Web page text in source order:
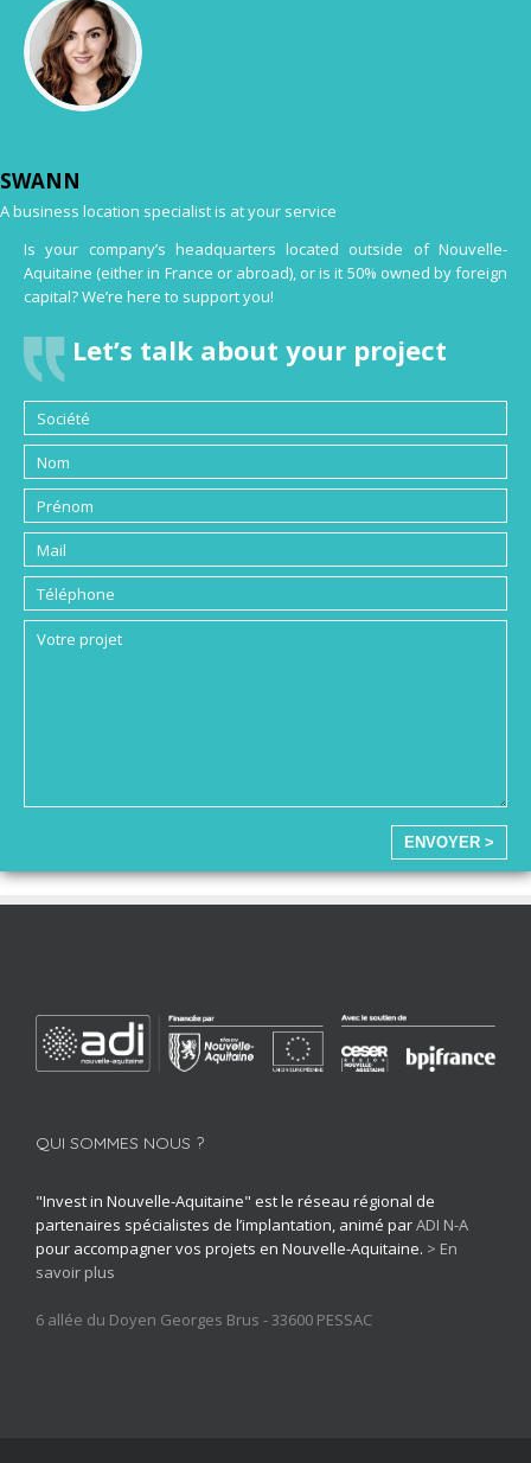
SWANN
A business location specialist is at your service
Is your company’s headquarters located outside of Nouvelle-
Aquitaine (either in France or abroad), or is it 50% owned by foreign
capital? We’re here to support you!
Let’s talk about your project
ENVOYER >
QUI SOMMES NOUS ?
"Invest in Nouvelle-Aquitaine" est le réseau régional de
partenaires spécialistes de l’implantation, animé parADI N-A
pour accompagner vos projets en Nouvelle-Aquitaine. > En
savoir plus
6 allée du Doyen Georges Brus - 33600 PESSAC